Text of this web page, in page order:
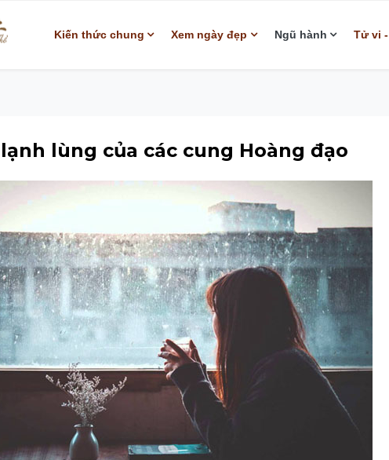
Kiến thức chung Xem ngày đẹp Ngũ hành Tử vi
lùng của các cung Hoàng đạo